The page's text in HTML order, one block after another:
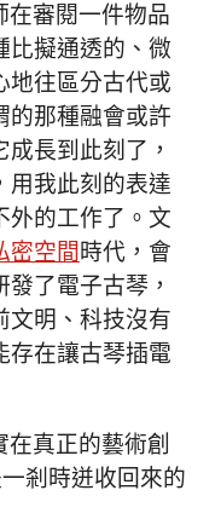
在審閱一件物品
比擬通透的、微
地往區分古代或
的那種融會或許
長到此刻了，
用我此刻的表達
外的工作了。文
密空間時代，會
了電子古琴，
文明、科技沒有
存在讓古琴插電
真正的藝術創
剎時迸收回來的